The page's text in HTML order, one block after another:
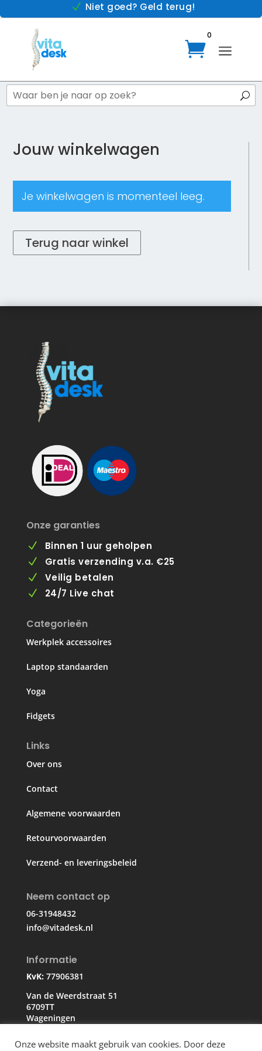
N Niet goed? Geld terug!

0
a
Jouw winkelwagen
Je winkelwagen is momenteel leeg.
Terug naar winkel
Onze garanties
N Binnen 1 uur geholpen
N Gratis verzending v.a. €25
N Veilig betalen
N 24/7 Live chat
Categorieën
Werkplek accessoires
Laptop standaarden
Yoga
Fidgets
Links
Over ons
Contact
Algemene voorwaarden
Retourvoorwaarden
Verzend- en leveringsbeleid
Neem contact op
06-31948432
info@vitadesk.nl
Informatie
KvK: 77906381
Van de Weerdstraat 51
6709TT
Wageningen
Onze website maakt gebruik van cookies. Door deze